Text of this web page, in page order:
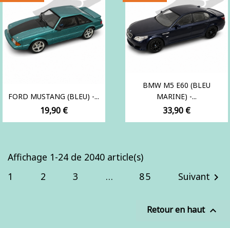
FORD MUSTANG (BLEU) -...
Prix
19,90 €
BMW M5 E60 (BLEU
MARINE) -...
Prix
33,90 €
Affichage 1-24 de 2040 article(s)
1
2 3 … 85 Suivant 
Retour en haut 